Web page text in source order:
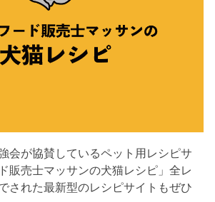
会が協賛しているペット用レシピサ
販売士マッサンの犬猫レシピ」全レ
された最新型のレシピサイトもぜひ